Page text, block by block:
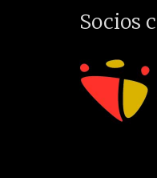
Socios